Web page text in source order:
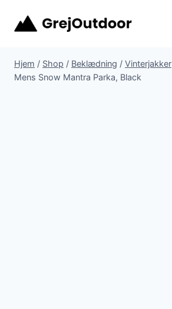
Hjem / Shop / Beklædning / Vinterjakker
Mens Snow Mantra Parka, Black